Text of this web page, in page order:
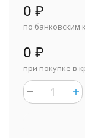
0 ₽
по банковским
0 ₽
при покупке в